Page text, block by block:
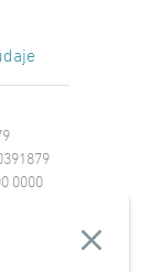
0000